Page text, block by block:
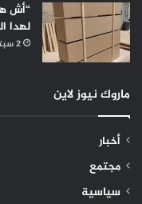
“أش
لهدا
2 سبتمبر، 2020
ماروك نيوز لاين
أخبار
مجتمع
سياسية